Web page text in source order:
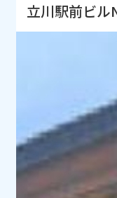
立川駅前ビル